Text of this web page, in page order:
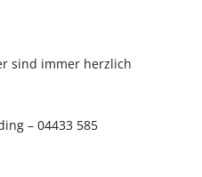
sind immer herzlich
– 04433 585